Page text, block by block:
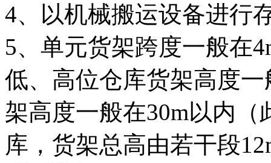
4、以机械搬运设备进行
5、单元货架跨度一般在
低、高位仓库货架高度
架高度一般在30m以内
库，货架总高由若干段